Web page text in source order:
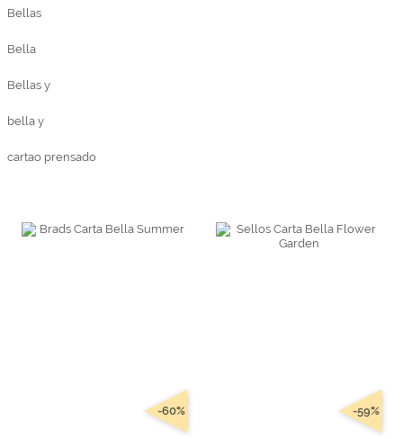
Bellas
Bella
Bellas y
bella y
cartao prensado
-60% -59%